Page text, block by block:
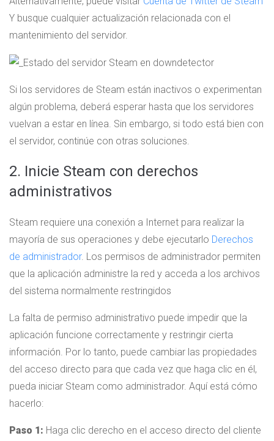
Y busque cualquier actualización relacionada con el
mantenimiento del servidor.
Si los servidores de Steam están inactivos o experimentan
algún problema, deberá esperar hasta que los servidores
vuelvan a estar en línea. Sin embargo, si todo está bien con
el servidor, continúe con otras soluciones.
2. Inicie Steam con derechos
administrativos
Steam requiere una conexión a Internet para realizar la
mayoría de sus operaciones y debe ejecutarlo Derechos
de administrador. Los permisos de administrador permiten
que la aplicación administre la red y acceda a los archivos
del sistema normalmente restringidos
La falta de permiso administrativo puede impedir que la
aplicación funcione correctamente y restringir cierta
información. Por lo tanto, puede cambiar las propiedades
del acceso directo para que cada vez que haga clic en él,
pueda iniciar Steam como administrador. Aquí está cómo
hacerlo:
Paso 1: Haga clic derecho en el acceso directo del cliente